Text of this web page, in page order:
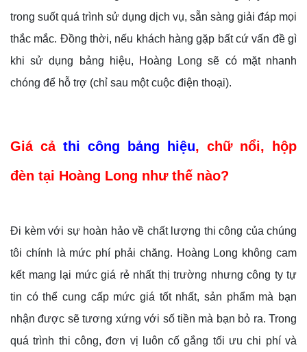
trong suốt quá trình sử dụng dịch vụ, sẵn sàng giải đáp mọi
thắc mắc. Đồng thời, nếu khách hàng gặp bất cứ vấn đề gì
khi sử dụng bảng hiệu, Hoàng Long sẽ có mặt nhanh
chóng để hỗ trợ (chỉ sau một cuộc điện thoại).
Giá cả thi công bảng hiệu, chữ nổi, hộp
đèn tại Hoàng Long như thế nào?
Đi kèm với sự hoàn hảo về chất lượng thi công của chúng
tôi chính là mức phí phải chăng. Hoàng Long không cam
kết mang lại mức giá rẻ nhất thị trường nhưng công ty tự
tin có thể cung cấp mức giá tốt nhất, sản phẩm mà bạn
nhận được sẽ tương xứng với số tiền mà bạn bỏ ra. Trong
quá trình thi công, đơn vị luôn cố gắng tối ưu chi phí và